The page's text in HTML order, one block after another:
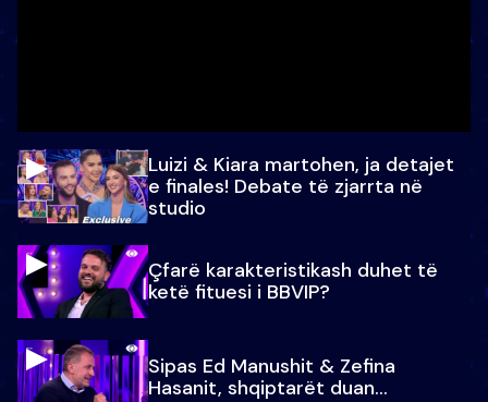
Luizi & Kiara martohen, ja detajet
e finales! Debate të zjarrta në
studio
Çfarë karakteristikash duhet të
ketë fituesi i BBVIP?
Sipas Ed Manushit & Zefina
Hasanit, shqiptarët duan...